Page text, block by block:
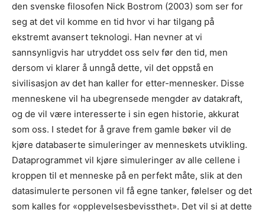
den svenske filosofen Nick Bostrom (2003) som ser for
seg at det vil komme en tid hvor vi har tilgang på
ekstremt avansert teknologi. Han nevner at vi
sannsynligvis har utryddet oss selv før den tid, men
dersom vi klarer å unngå dette, vil det oppstå en
sivilisasjon av det han kaller for etter-mennesker. Disse
menneskene vil ha ubegrensede mengder av datakraft,
og de vil være interesserte i sin egen historie, akkurat
som oss. I stedet for å grave frem gamle bøker vil de
kjøre databaserte simuleringer av menneskets utvikling.
Dataprogrammet vil kjøre simuleringer av alle cellene i
kroppen til et menneske på en perfekt måte, slik at den
datasimulerte personen vil få egne tanker, følelser og det
som kalles for «opplevelsesbevissthet». Det vil si at dette